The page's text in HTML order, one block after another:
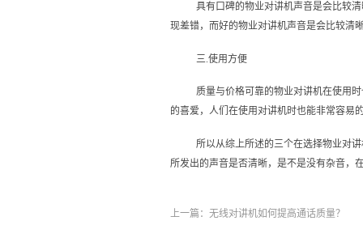
具有口碑的物业对讲机声音是会比较
现差错，而好的物业对讲机声音是会比较清
三.使用方便
质量与价格可靠的物业对讲机在使用
的喜爱，人们在使用对讲机时也能非常容易
所以从综上所述的三个在选择物业对
所发出的声音是否清晰，是不是没有杂音，
上一篇： 无线对讲机如何提高通话质量？